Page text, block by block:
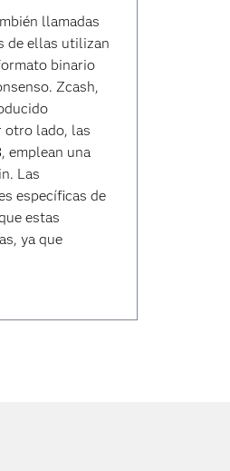
llamadas
de ellas utilizan
binario
Zcash,
otro lado, las
emplean una
Las
específicas de
estas
ya que